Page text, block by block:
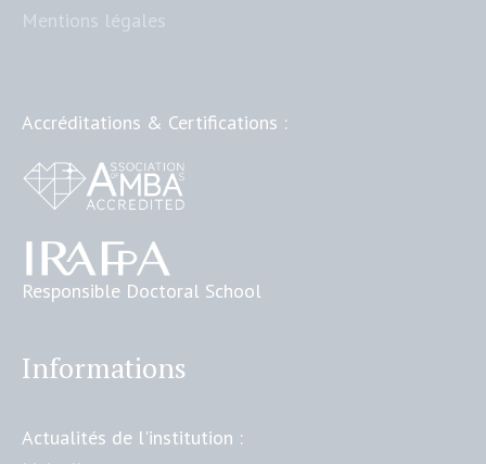
Mentions légales
Accréditations & Certifications :
Responsible Doctoral School
Informations
Actualités de l'institution :